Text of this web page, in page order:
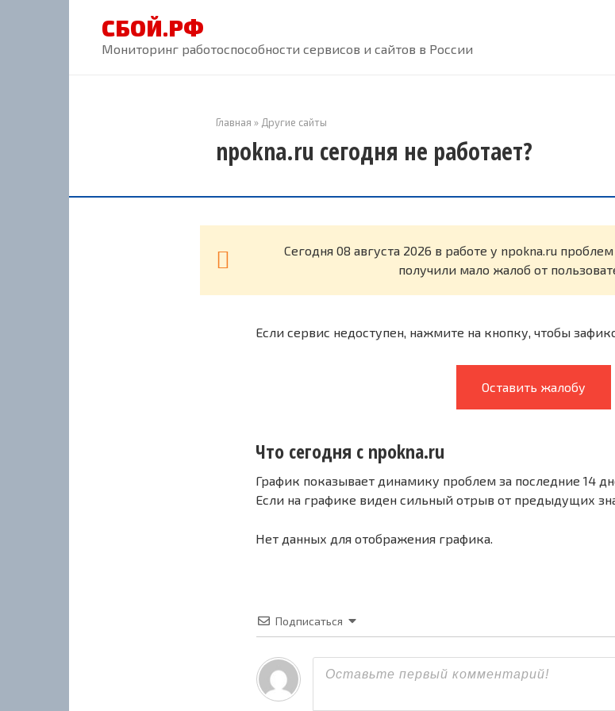
СБОЙ.РФ
Мониторинг работоспособности сервисов и сайтов в России
Главная » Другие сайты
npokna.ru сегодня не работает?
Cегодня 08 августа 2026 в работе у npokna.ru
получили мало жалоб от
Если сервис недоступен, нажмите на кнопку, чтобы
Оставить жалобу
Что сегодня с npokna.ru
График показывает динамику проблем за последние 14
Если на графике виден сильный отрыв от предыдущих
Нет данных для отображения графика.
Подписаться